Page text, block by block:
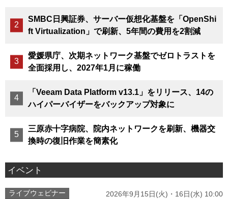
SMBC日興証券、サーバー仮想化基盤を「OpenShi
ft Virtualization」で刷新、5年間の費用を2割減
愛媛県庁、次期ネットワーク基盤でゼロトラストを
全面採用し、2027年1月に稼働
「Veeam Data Platform v13.1」をリリース、14の
ハイパーバイザーをバックアップ対象に
三原赤十字病院、院内ネットワークを刷新、機器交
換時の復旧作業を簡素化
イベント
ライブウェビナー 2026年9月15日(火)・16日(水) 10:00